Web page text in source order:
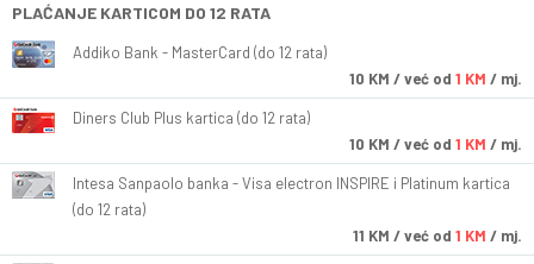
PLAĆANJE KARTICOM DO 12 RATA
Addiko Bank - MasterCard (do 12 rata)
10 KM / već od 1 KM / mj.
Diners Club Plus kartica (do 12 rata)
10 KM / već od 1 KM / mj.
Intesa Sanpaolo banka - Visa electron INSPIRE i Platinum kartica
(do 12 rata)
11 KM / već od 1 KM / mj.